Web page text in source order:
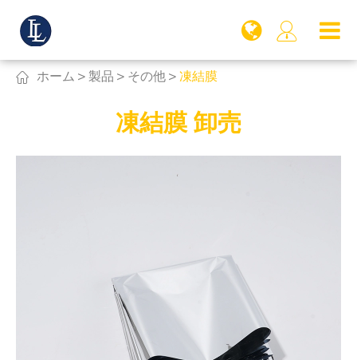

 ホーム 製品 その他 凍結膜
凍結膜 卸売